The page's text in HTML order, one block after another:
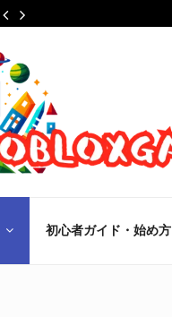
初心者ガイド・始め方